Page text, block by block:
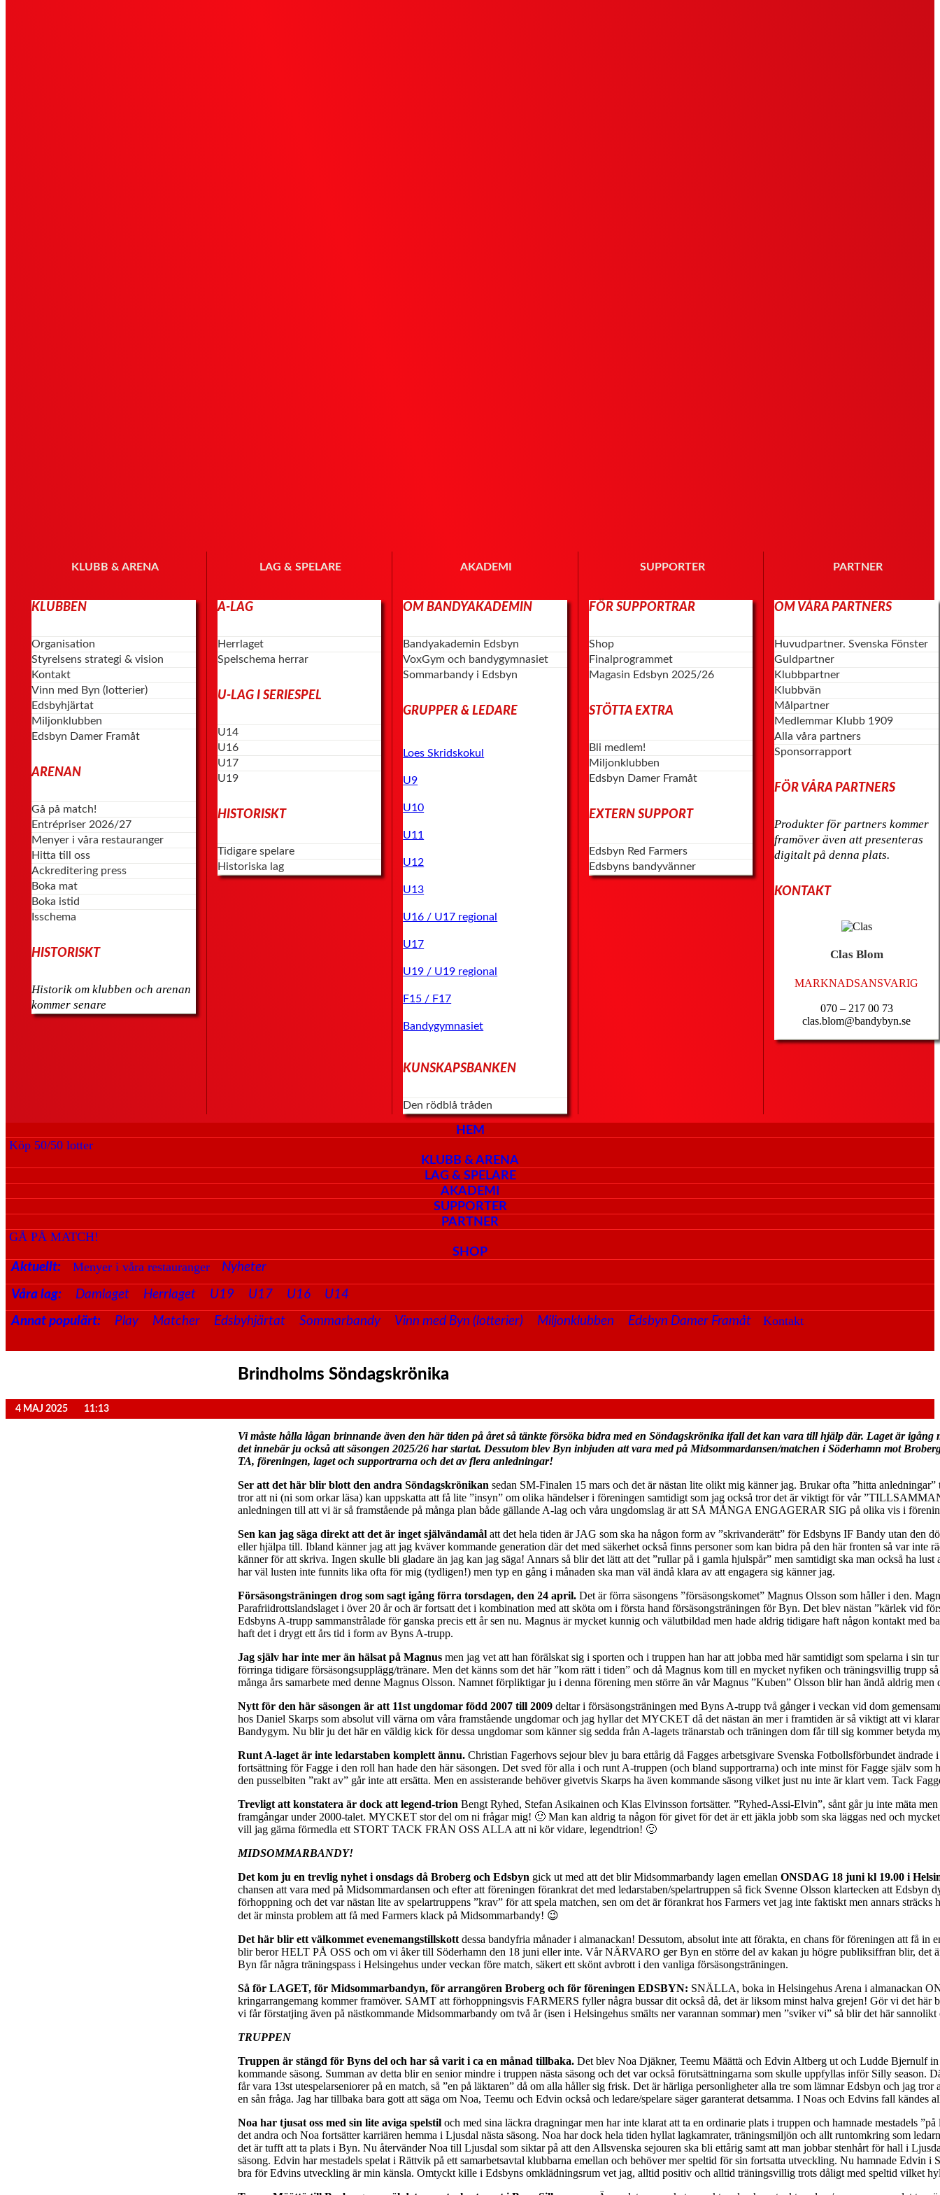
KLUBB & ARENA
KLUBBEN
Organisation
Styrelsens strategi & vision
Kontakt
Vinn med Byn (lotterier)
Edsbyhjärtat
Miljonklubben
Edsbyn Damer Framåt
ARENAN
Gå på match!
Entrépriser 2026/27
Menyer i våra restauranger
Hitta till oss
Ackreditering press
Boka mat
Boka istid
Isschema
HISTORISKT
Historik om klubben och arenan
kommer senare
LAG & SPELARE
A-LAG
Herrlaget
Spelschema herrar
U-LAG I SERIESPEL
U14
U16
U17
U19
HISTORISKT
Tidigare spelare
Historiska lag
AKADEMI
OM BANDYAKADEMIN
Bandyakademin Edsbyn
VoxGym och bandygymnasiet
Sommarbandy i Edsbyn
GRUPPER & LEDARE
Loes Skridskokul
U9
U10
U11
U12
U13
U16 / U17 regional
U17
U19 / U19 regional
F15 / F17
Bandygymnasiet
KUNSKAPSBANKEN
Den rödblå tråden
SUPPORTER
FÖR SUPPORTRAR
Shop
Finalprogrammet
Magasin Edsbyn 2025/26
STÖTTA EXTRA
Bli medlem!
Miljonklubben
Edsbyn Damer Framåt
EXTERN SUPPORT
Edsbyn Red Farmers
Edsbyns bandyvänner
PARTNER
OM VÅRA PARTNERS
Huvudpartner. Svenska Fönster
Guldpartner
Klubbpartner
Klubbvän
Målpartner
Medlemmar Klubb 1909
Alla våra partners
Sponsorrapport
FÖR VÅRA PARTNERS
Produkter för partners kommer
framöver även att presenteras
digitalt på denna plats.
KONTAKT
ClasBlom
MARKNADSANSVARIG
070 – 217 00 73
clas.blom@bandybyn.se
HEM
Köp 50/50 lotter
KLUBB & ARENA
LAG & SPELARE
AKADEMI
SUPPORTER
PARTNER
GÅ PÅ MATCH!
SHOP
Aktuellt: Menyer i våra restauranger Nyheter
Våra lag: Damlaget Herrlaget U19 U17 U16
U14
Annat populärt:
Play Matcher Edsbyhjärtat Sommarbandy Vinn med Byn (lotterier) Miljonklubben Edsbyn Damer Framåt Kontakt
Brindholms Söndagskrönika
4 MAJ 2025 11:13
Vi måste hålla lågan brinnande även den här tiden på året så tänkte försöka bidra med en Söndagskrönika ifall det kan vara till hjälp där. Laget är igång
det innebär ju också att säsongen 2025/26 har startat. Dessutom blev Byn inbjuden att vara med på Midsommardansen/matchen i Söderhamn mot
TA, föreningen, laget och supportrarna och det av flera anledningar!
Ser att det här blir blott den andra Söndagskrönikan sedan SM-Finalen 15 mars och det är nästan lite olikt mig känner jag. Brukar ofta ”hitta
tror att ni (ni som orkar läsa) kan uppskatta att få lite ”insyn” om olika händelser i föreningen samtidigt som jag också tror det är viktigt för vår
anledningen till att vi är så framstående på många plan både gällande A-lag och våra ungdomslag är att SÅ MÅNGA ENGAGERAR SIG på olika vis i
Sen kan jag säga direkt att det är inget självändamål att det hela tiden är JAG som ska ha någon form av ”skrivanderätt” för Edsbyns IF Bandy utan den
eller hjälpa till. Ibland känner jag att jag kväver kommande generation där det med säkerhet också finns personer som kan bidra på den här fronten så var inte
känner för att skriva. Ingen skulle bli gladare än jag kan jag säga! Annars så blir det lätt att det ”rullar på i gamla hjulspår” men samtidigt ska man också ha
har väl lusten inte funnits lika ofta för mig (tydligen!) men typ en gång i månaden ska man väl ändå klara av att engagera sig känner jag.
Försäsongsträningen drog som sagt igång förra torsdagen, den 24 april. Det är förra säsongens ”försäsongskomet” Magnus Olsson som håller i den.
Parafriidrottslandslaget i över 20 år och är fortsatt det i kombination med att sköta om i första hand försäsongsträningen för Byn. Det blev nästan ”kärlek vid
Edsbyns A-trupp sammanstrålade för ganska precis ett år sen nu. Magnus är mycket kunnig och välutbildad men hade aldrig tidigare haft någon kontakt med
haft det i drygt ett års tid i form av Byns A-trupp.
Jag själv har inte mer än hälsat på Magnus men jag vet att han förälskat sig i sporten och i truppen han har att jobba med här samtidigt som spelarna i sin
förringa tidigare försäsongsupplägg/tränare. Men det känns som det här ”kom rätt i tiden” och då Magnus kom till en mycket nyfiken och träningsvillig trupp
många års samarbete med denne Magnus Olsson. Namnet förpliktigar ju i denna förening men större än vår Magnus ”Kuben” Olsson blir han ändå aldrig men
Nytt för den här säsongen är att 11st ungdomar född 2007 till 2009 deltar i försäsongsträningen med Byns A-trupp två gånger i veckan vid dom
hos Daniel Skarps som absolut vill värna om våra framstående ungdomar och jag hyllar det MYCKET då det nästan än mer i framtiden är så viktigt att vi
Bandygym. Nu blir ju det här en väldig kick för dessa ungdomar som känner sig sedda från A-lagets tränarstab och träningen dom får till sig kommer betyda
Runt A-laget är inte ledarstaben komplett ännu. Christian Fagerhovs sejour blev ju bara ettårig då Fagges arbetsgivare Svenska Fotbollsförbundet
fortsättning för Fagge i den roll han hade den här säsongen. Det sved för alla i och runt A-truppen (och bland supportrarna) och inte minst för Fagge själv som
den pusselbiten ”rakt av” går inte att ersätta. Men en assisterande behöver givetvis Skarps ha även kommande säsong vilket just nu inte är klart vem. Tack
Trevligt att konstatera är dock att legend-trion Bengt Ryhed, Stefan Asikainen och Klas Elvinsson fortsätter. ”Ryhed-Assi-Elvin”, sånt går ju inte mäta
framgångar under 2000-talet. MYCKET stor del om ni frågar mig! 🙂 Man kan aldrig ta någon för givet för det är ett jäkla jobb som ska läggas ned och
vill jag gärna förmedla ett STORT TACK FRÅN OSS ALLA att ni kör vidare, legendtrion! 🙂
MIDSOMMARBANDY!
Det kom ju en trevlig nyhet i onsdags då Broberg och Edsbyn gick ut med att det blir Midsommarbandy lagen emellan ONSDAG 18 juni kl 19.00 i
chansen att vara med på Midsommardansen och efter att föreningen förankrat det med ledarstaben/spelartruppen så fick Svenne Olsson klartecken att
förhoppning och det var nästan lite av spelartruppens ”krav” för att spela matchen, sen om det är förankrat hos Farmers vet jag inte faktiskt men annars
det är minsta problem att få med Farmers klack på Midsommarbandy! 😉
Det här blir ett välkommet evenemangstillskott dessa bandyfria månader i almanackan! Dessutom, absolut inte att förakta, en chans för föreningen att få in
blir beror HELT PÅ OSS och om vi åker till Söderhamn den 18 juni eller inte. Vår NÄRVARO ger Byn en större del av kakan ju högre publiksiffran blir, det
Byn får några träningspass i Helsingehus under veckan före match, säkert ett skönt avbrott i den vanliga försäsongsträningen.
Så för LAGET, för Midsommarbandyn, för arrangören Broberg och för föreningen EDSBYN: SNÄLLA, boka in Helsingehus Arena i almanackan
kringarrangemang kommer framöver. SAMT att förhoppningsvis FARMERS fyller några bussar dit också då, det är liksom minst halva grejen! Gör vi det här
vi får förstatjing även på nästkommande Midsommarbandy om två år (isen i Helsingehus smälts ner varannan sommar) men ”sviker vi” så blir det här
TRUPPEN
Truppen är stängd för Byns del och har så varit i ca en månad tillbaka. Det blev Noa Djäkner, Teemu Määttä och Edvin Altberg ut och Ludde Bjernulf
kommande säsong. Summan av detta blir en senior mindre i truppen nästa säsong och det var också förutsättningarna som skulle uppfyllas inför Silly season.
får vara 13st utespelarseniorer på en match, så ”en på läktaren” då om alla håller sig frisk. Det är härliga personligheter alla tre som lämnar Edsbyn och jag
en sån fråga. Jag har tillbaka bara gott att säga om Noa, Teemu och Edvin också och ledare/spelare säger garanterat detsamma. I Noas och Edvins fall kändes
Noa har tjusat oss med sin lite aviga spelstil och med sina läckra dragningar men har inte klarat att ta en ordinarie plats i truppen och hamnade mestadels
det andra och Noa fortsätter karriären hemma i Ljusdal nästa säsong. Noa har dock hela tiden hyllat lagkamrater, träningsmiljön och allt runtomkring som
det är tufft att ta plats i Byn. Nu återvänder Noa till Ljusdal som siktar på att den Allsvenska sejouren ska bli ettårig samt att man jobbar stenhårt för hall i
säsong. Edvin har mestadels spelat i Rättvik på ett samarbetsavtal klubbarna emellan och behöver mer speltid för sin fortsatta utveckling. Nu hamnade Edvin
bra för Edvins utveckling är min känsla. Omtyckt kille i Edsbyns omklädningsrum vet jag, alltid positiv och alltid träningsvillig trots dåligt med speltid vilket